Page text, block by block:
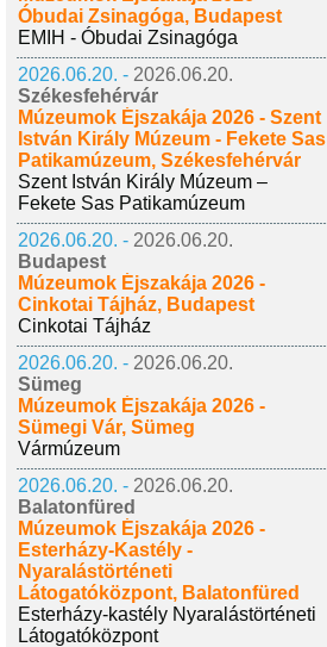
Óbudai Zsinagóga, Budapest
EMIH - Óbudai Zsinagóga
2026.06.20. - 2026.06.20.
Székesfehérvár
Múzeumok Éjszakája 2026 - Szent
István Király Múzeum - Fekete Sas
Patikamúzeum, Székesfehérvár
Szent István Király Múzeum –
Fekete Sas Patikamúzeum
2026.06.20. - 2026.06.20.
Budapest
Múzeumok Éjszakája 2026 -
Cinkotai Tájház, Budapest
Cinkotai Tájház
2026.06.20. - 2026.06.20.
Sümeg
Múzeumok Éjszakája 2026 -
Sümegi Vár, Sümeg
Vármúzeum
2026.06.20. - 2026.06.20.
Balatonfüred
Múzeumok Éjszakája 2026 -
Esterházy-Kastély -
Nyaralástörténeti
Látogatóközpont, Balatonfüred
Esterházy-kastély Nyaralástörténeti
Látogatóközpont